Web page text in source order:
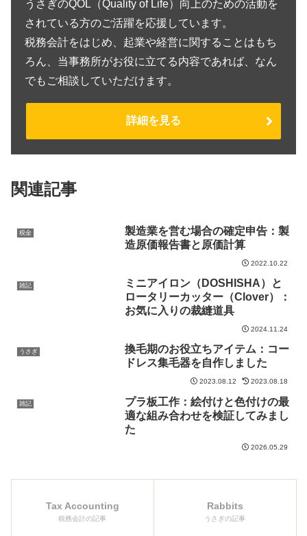
うさぎのQOL（Quality of Life）向上のための活動を
されている方のご活躍を応援しています。
税務会計をはじめ、起業や経営に関することはもち
ろん、当事務所がお役に立てる内容であれば、なん
でもご相談していただけます。
詳細を見る
関連記事
税金
製造業を営む場合の確定申告：製
造原価報告書と原価計算
2022.10.22
雑記
ミニアイロン（DOSHISHA）と
ロータリーカッター（Clover）：
お気に入りの裁縫道具
2024.11.24
うさぎ
換毛期のお役立ちアイテム：コー
ドレス集毛器を自作しました
2023.08.12 2023.08.18
雑記
プラ板工作：絵付けと色付けの最
適な組み合わせを検証してみまし
た
2026.05.29
Tax Accounting
税務会計の記事
Rabbits
うさぎの記事